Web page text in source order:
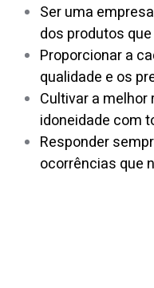
Ser uma
dos produtos
Proporcionar a
qualidade e os
Cultivar a
idoneidade com
Responder
ocorrências que